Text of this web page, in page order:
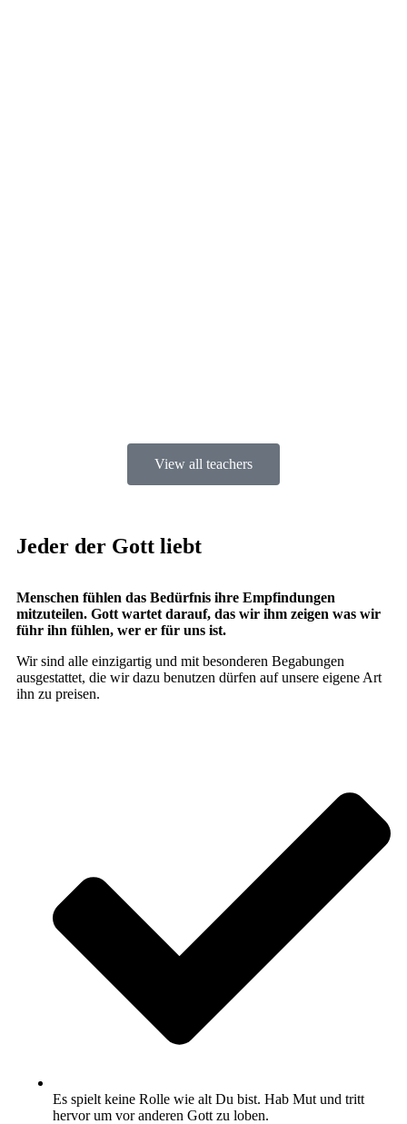
View all teachers
Jeder der Gott liebt
Menschen fühlen das Bedürfnis ihre Empfindungen
mitzuteilen. Gott wartet darauf, das wir ihm zeigen was wir
führ ihn fühlen, wer er für uns ist.
Wir sind alle einzigartig und mit besonderen Begabungen
ausgestattet, die wir dazu benutzen dürfen auf unsere eigene Art
ihn zu preisen.
Es spielt keine Rolle wie alt Du bist. Hab Mut und tritt
hervor um vor anderen Gott zu loben.